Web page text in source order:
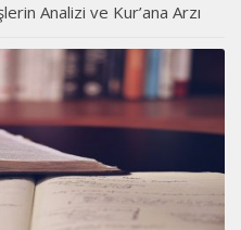
Analizi ve Kur’ana Arzı